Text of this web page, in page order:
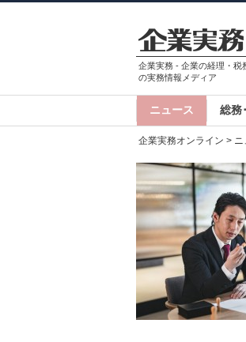
企業実務 - 企業の経理・税
の実務情報メディア
ニュース 総務
企業実務オンライン > ニ